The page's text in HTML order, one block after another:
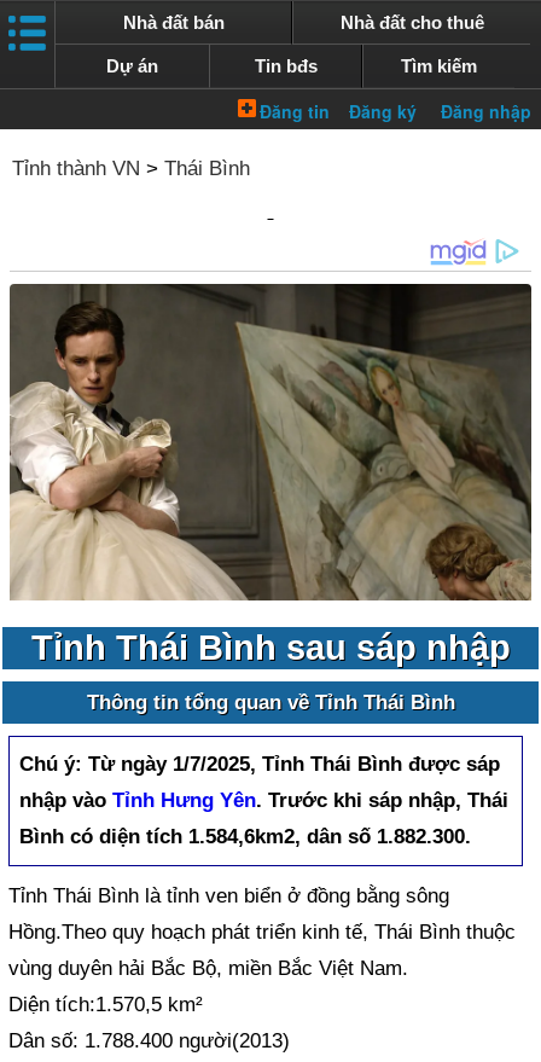
Nhà đất bán Nhà đất cho thuê
Dự án Tin bđs Tìm kiếm
Tỉnh thành VN > Thái Bình
Tỉnh Thái Bình sau sáp nhập
Thông tin tổng quan về Tỉnh Thái Bình
Chú ý:Từ ngày 1/7/2025, Tỉnh Thái Bình được sáp
nhập vàoTỉnh Hưng Yên. Trước khi sáp nhập, Thái
Bình có diện tích 1.584,6km2, dân số 1.882.300.
Tỉnh Thái Bình là tỉnh ven biển ở đồng bằng sông
Hồng.Theo quy hoạch phát triển kinh tế, Thái Bình thuộc
vùng duyên hải Bắc Bộ, miền Bắc Việt Nam.
Diện tích:1.570,5 km²
Dân số: 1.788.400 người(2013)